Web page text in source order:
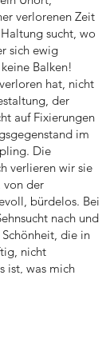
verlorenen Zeit
sucht, wo
sich ewig
Balken!
hat, nicht
der
auf Fixierungen
im
Die
verlieren wir sie
von der
bürdelos. Bei
nach und
die in
nicht
ist, was mich